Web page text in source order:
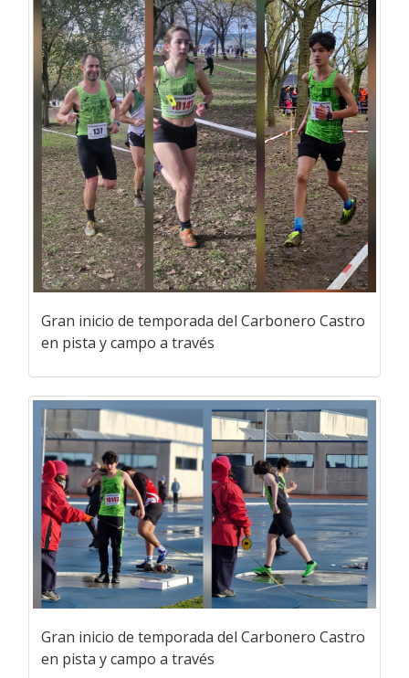
Gran inicio de temporada del Carbonero Castro
en pista y campo a través
Gran inicio de temporada del Carbonero Castro
en pista y campo a través